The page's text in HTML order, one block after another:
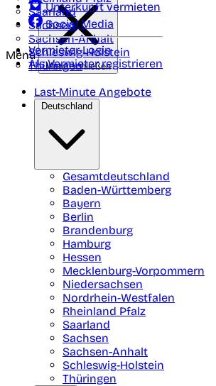
Saarland
Sachsen
Sachsen-Anhalt
Schleswig-Holstein
Thüringen
Unterkunft vermieten
Social Media
Vermieter-Login
Als Vermieter registrieren
Menü
Menü schließen
Last-Minute Angebote
Deutschland
Gesamtdeutschland
Baden-Württemberg
Bayern
Berlin
Brandenburg
Hamburg
Hessen
Mecklenburg-Vorpommern
Niedersachsen
Nordrhein-Westfalen
Rheinland Pfalz
Saarland
Sachsen
Sachsen-Anhalt
Schleswig-Holstein
Thüringen